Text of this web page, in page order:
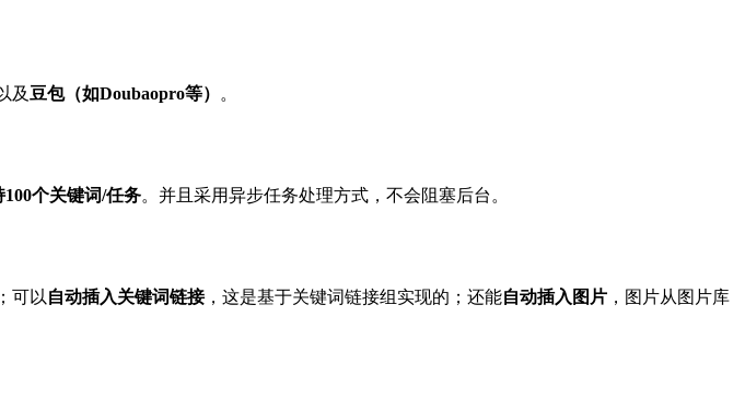
及 豆包（如Doubaopro等） 。
个关键词/任务。并且采用异步任务处理方式，不会阻塞后台。
可以 自动插入关键词链接，这是基于关键词链接组实现的；还能自动插入图片 ，图片从图片库